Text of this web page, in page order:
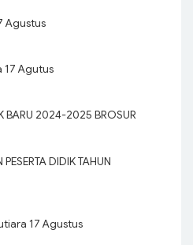
Agustus
17 Agutus
BARU 2024-2025 BROSUR
DIDIK TAHUN
17 Agustus